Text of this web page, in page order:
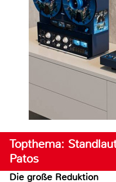
Topthema:
Patos
Die große Reduktion